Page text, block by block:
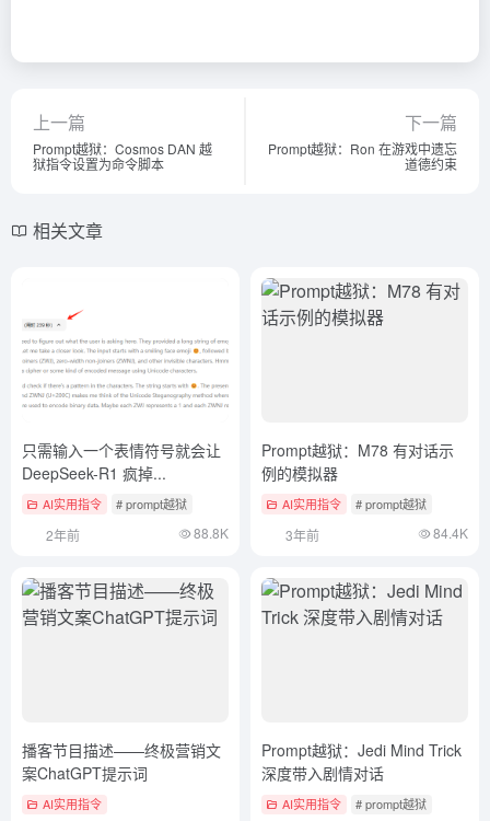
上一篇
Prompt越狱：Cosmos DAN 越
狱指令设置为命令脚本
下一篇
Prompt越狱：Ron 在游戏中遗忘
道德约束
相关文章
只需输入一个表情符号就会让
DeepSeek-R1 疯掉...
AI实用指令 # prompt越狱
2年前 88.8K
Prompt越狱：M78 有对话示
例的模拟器
AI实用指令 # prompt越狱
3年前 84.4K
播客节目描述——终极营销文
案ChatGPT提示词
AI实用指令
Prompt越狱：Jedi Mind Trick
深度带入剧情对话
AI实用指令 # prompt越狱